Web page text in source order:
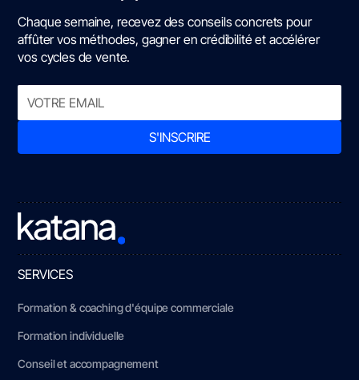
Chaque semaine, recevez des conseils concrets pour
affûter vos méthodes, gagner en crédibilité et accélérer
vos cycles de vente.
SERVICES
Formation & coaching d'équipe commerciale
Formation individuelle
Conseil et accompagnement